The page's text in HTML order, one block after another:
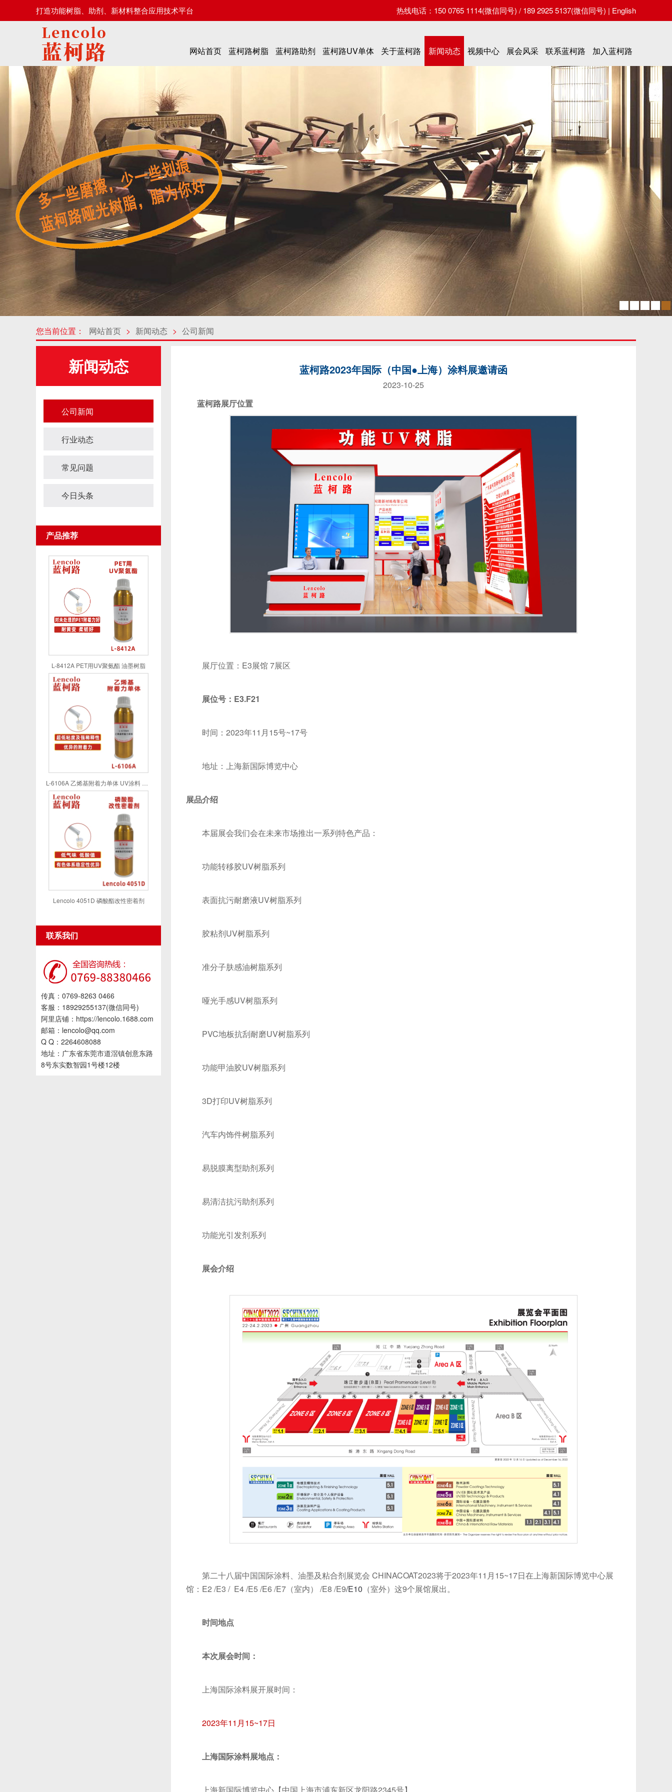
打造功能树脂、助剂、新材料整合应用技术平台 热线电话：150 0765 1114(微信同号) / 189 2925 5137(微信同号) | English
网站首页 蓝柯路树脂 蓝柯路助剂 蓝柯路UV单体 关于蓝柯路 新闻动态 视频中心 展会风采 联系蓝柯路 加入蓝柯路
您当前位置： 网站首页 > 新闻动态 > 公司新闻
新闻动态
公司新闻
行业动态
常见问题
今日头条
产品推荐
L-8412A PET用UV聚氨酯 油墨树脂
Lencolo 4051D 磷酸酯改性密着剂
联系我们
传真：0769-8263 0466
客服：18929255137(微信同号)
阿里店铺：https://lencolo.1688.com
邮箱：lencolo@qq.com
Q Q：2264608088
地址：广东省东莞市道滘镇创意东路
8号东实数智园1号楼12楼
蓝柯路2023年国际（中国●上海）涂料展邀请函
2023-10-25
蓝柯路展厅位置
展厅位置：E3展馆 7展区
展位号：E3.F21
时间：2023年11月15号~17号
地址：上海新国际博览中心
展品介绍
本届展会我们会在未来市场推出一系列特色产品：
功能转移胶UV树脂系列
表面抗污耐磨液UV树脂系列
胶粘剂UV树脂系列
准分子肤感油树脂系列
哑光手感UV树脂系列
PVC地板抗刮耐磨UV树脂系列
功能甲油胶UV树脂系列
3D打印UV树脂系列
汽车内饰件树脂系列
易脱膜离型助剂系列
易清洁抗污助剂系列
功能光引发剂系列
展会介绍
第二十八届中国国际涂料、油墨及粘合剂展览会 CHINACOAT2023将于2023年11月15~17日在上海新国际博览中心展
馆：E2 /E3 / E4 /E5 /E6 /E7（室内） /E8 /E9/E10 （室外）这9个展馆展出。
时间地点
本次展会时间：
上海国际涂料展开展时间：
2023年11月15~17日
上海国际涂料展地点：
上海新国际博览中心【中国上海市浦东新区龙阳路2345号】